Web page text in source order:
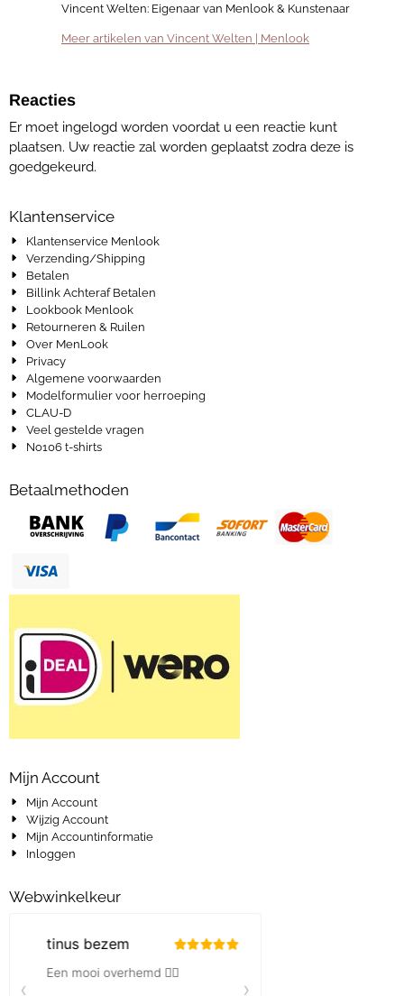
Vincent Welten: Eigenaar van Menlook & Kunstenaar
Meer artikelen van Vincent Welten | Menlook
Reacties
Er moet ingelogd worden voordat u een reactie kunt
plaatsen. Uw reactie zal worden geplaatst zodra deze is
goedgekeurd.
Klantenservice
Klantenservice Menlook
Verzending/Shipping
Betalen
Billink Achteraf Betalen
Lookbook Menlook
Retourneren & Ruilen
Over MenLook
Privacy
Algemene voorwaarden
Modelformulier voor herroeping
CLAU-D
Veel gestelde vragen
No106 t-shirts
Betaalmethoden
Mijn Account
Mijn Account
Wijzig Account
Mijn Accountinformatie
Inloggen
Webwinkelkeur